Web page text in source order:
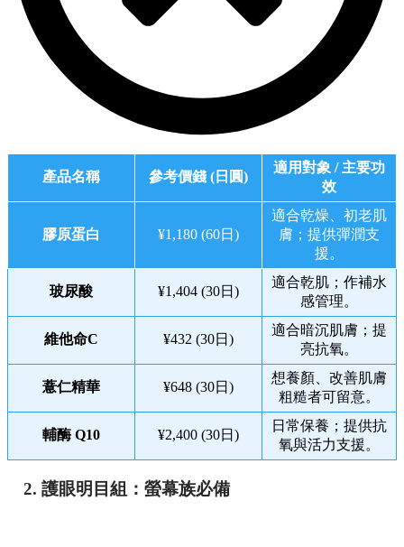
產品名稱 參考價錢 (日圓)
適用對象 / 主要功
效
膠原蛋白 ¥1,180 (60日)
適合乾燥、初老肌
膚；提供彈潤支
援。
玻尿酸 ¥1,404 (30日)
適合乾肌；作補水
感管理。
維他命C ¥432 (30日)
適合暗沉肌膚；提
亮抗氧。
薏仁精華 ¥648 (30日)
想養顏、改善肌膚
粗糙者可留意。
輔酶 Q10 ¥2,400 (30日)
日常保養；提供抗
氧與活力支援。
2. 護眼明目組：螢幕族必備